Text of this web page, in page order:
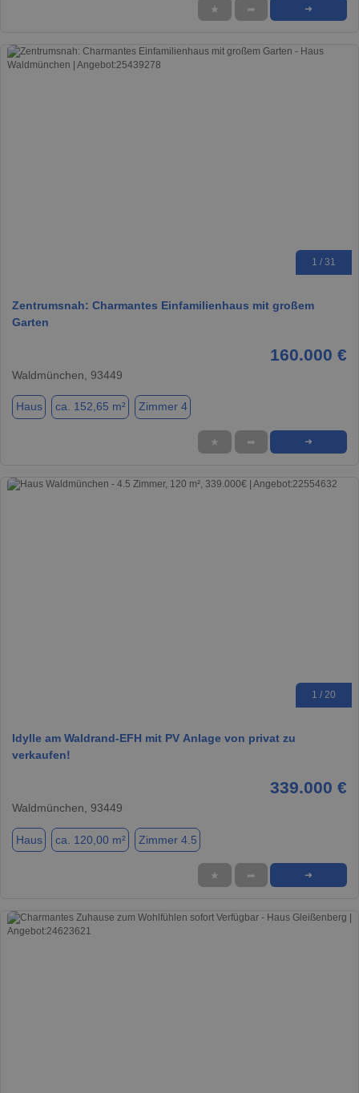
★ ➦ ➜
1 / 31
Zentrumsnah: Charmantes Einfamilienhaus mit großem
Garten
160.000 €
Waldmünchen, 93449
Haus ca. 152,65 m² Zimmer 4
★ ➦ ➜
1 / 20
Idylle am Waldrand-EFH mit PV Anlage von privat zu
verkaufen!
339.000 €
Waldmünchen, 93449
Haus ca. 120,00 m² Zimmer 4.5
★ ➦ ➜